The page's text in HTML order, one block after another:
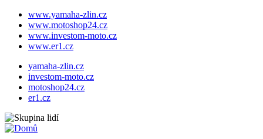
www.yamaha-zlin.cz
www.motoshop24.cz
www.investom-moto.cz
www.er1.cz
Přejít
hlavnímu
obsahu
yamaha-zlin.cz
investom-moto.cz
motoshop24.cz
er1.cz